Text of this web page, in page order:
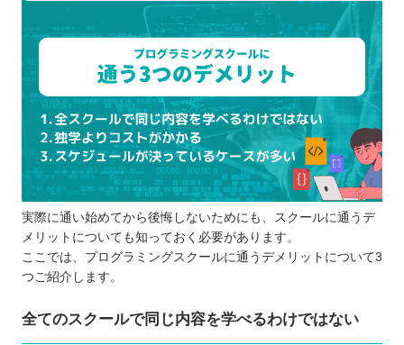
実際に通い始めてから後悔しないためにも、スクールに通うデ
メリットについても知っておく必要があります。
ここでは、プログラミングスクールに通うデメリットについて3
つご紹介します。
全てのスクールで同じ内容を学べるわけではない